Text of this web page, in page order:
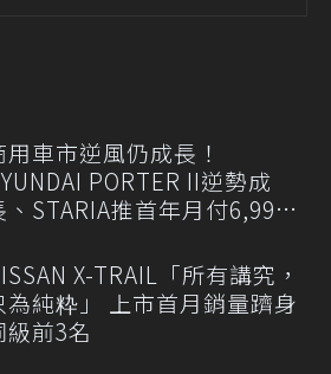
用車市逆風仍成長！
PORTER II逆勢成
、STARIA推首年月付6,999
X-TRAIL「所有講究，
為純粋」 上市首月銷量躋身
級前3名